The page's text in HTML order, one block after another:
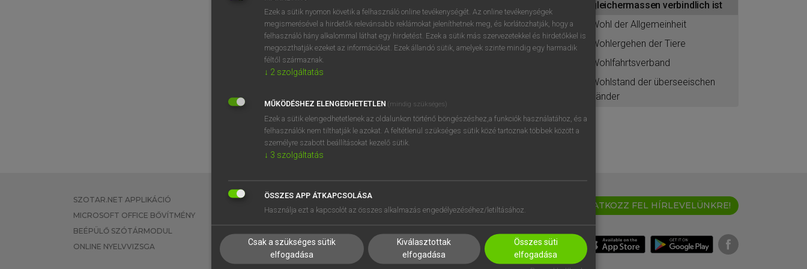
BELÉPÉS
regisztrálok ésbelépek.
REGISZTRÁCIÓ
gleichermassen verbindlich ist
Wohl der Allgemeinheit
Wohlergehen der Tiere
Wohlfahrtsverband
Wohlstand der überseeischen
Länder
SZOTAR.NET APPLIKÁCIÓ
MICROSOFT OFFICE BŐVÍTMÉNY
BEÉPÜLŐ SZÓTÁRMODUL
ONLINE NYELVVIZSGA
EGYÉNI FELHASZNÁLÓKNAK
TANULÓKNAK
VÁLLALATI MEGOLDÁSOK
SÚGÓ
RÓLUNK
SÜTI BEÁLLÍTÁSOK
IRATKOZZ FEL HÍRLEVELÜNKRE!
Ezek a sütik nyomon követik a felhasználó online tevékenységét. Az online tevékenységek
megismerésével a hirdetők relevánsabb reklámokat jeleníthetnek meg, és korlátozhatják, hogy a
felhasználó hány alkalommal láthat egy hirdetést. Ezek a sütik más szervezetekkel és hirdetőkkel is
megoszthatják ezeket az információkat. Ezek állandó sütik, amelyek szinte mindig egy harmadik
féltől származnak.
↓ 2 szolgáltatás
MŰKÖDÉSHEZ ELENGEDHETETLEN (mindig szükséges)
Ezek a sütik elengedhetetlenek az oldalunkon történő böngészéshez,a funkciók használatához, és a
felhasználók nem tilthatják le azokat. A feltétlenül szükséges sütik közé tartoznak többek között a
személyre szabott beállításokat kezelő sütik.
↓ 3 szolgáltatás
ÖSSZES APP ÁTKAPCSOLÁSA
Használja ezt a kapcsolót az összes alkalmazás engedélyezéséhez/letiltásához.
Csak a szükséges sütik
elfogadása
Kiválasztottak
elfogadása
Összes süti
elfogadása